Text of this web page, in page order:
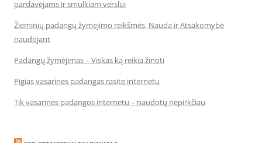
pardavėjams ir smulkiam verslui
Žieminių padangų žymėjimo reikšmės, Nauda ir Atsakomybė
naudojant
Padangų žymėjimas – Viskas ką reikia žinoti
Pigias vasarines padangas rasite internetu
Tik vasarinės padangos internetu – naudotų nepirkčiau